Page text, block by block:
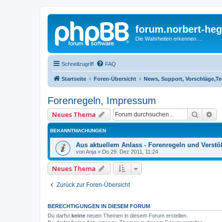
forum.norbert-
Die Wahrheiten erkennen....
Schnellzugriff FAQ
Startseite Foren-Übersicht News, Support,
Forenregeln, Impressum
Neues Thema Suche
BEKANNTMACHUNGEN
Aus aktuellem Anlass - Forenregeln und
vonAnja » Do 29. Dez 2011, 11:24
Neues Thema
Zurück zur Foren-Übersicht
BERECHTIGUNGEN IN DIESEM FORUM
Du darfst keine neuen Themen in diesem Forum erstellen.